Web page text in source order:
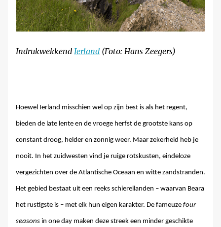
Indrukwekkend Ierland (Foto: Hans Zeegers)
Hoewel Ierland misschien wel op zijn best is als het regent,
bieden de late lente en de vroege herfst de grootste kans op
constant droog, helder en zonnig weer. Maar zekerheid heb je
nooit. In het zuidwesten vind je ruige rotskusten, eindeloze
vergezichten over de Atlantische Oceaan en witte zandstranden.
Het gebied bestaat uit een reeks schiereilanden – waarvan Beara
het rustigste is – met elk hun eigen karakter. De fameuze four
seasons in one day maken deze streek een minder geschikte